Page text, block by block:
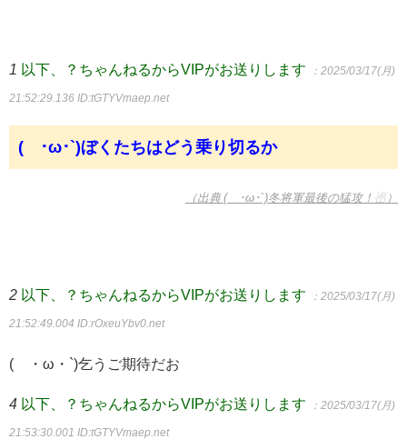
1 以下、？ちゃんねるからVIPがお送りします ：2025/03/17(月)
21:52:29.136 ID:tGTYVmaep.net
(´･ω･`)ぼくたちはどう乗り切るか
（出典 (´･ω･`)冬将軍最後の猛攻！☃）
2 以下、？ちゃんねるからVIPがお送りします ：2025/03/17(月)
21:52:49.004 ID:rOxeuYbv0.net
(´・ω・`)乞うご期待だお
4 以下、？ちゃんねるからVIPがお送りします ：2025/03/17(月)
21:53:30.001 ID:tGTYVmaep.net